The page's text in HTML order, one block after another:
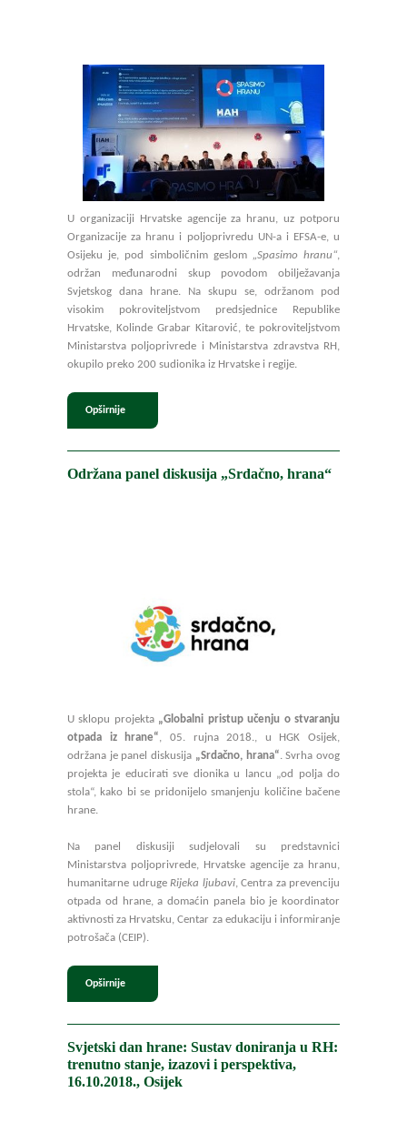
U organizaciji Hrvatske agencije za hranu, uz potporu
Organizacije za hranu i poljoprivredu UN-a i EFSA-e, u
Osijeku je, pod simboličnim geslom „Spasimo hranu“
održan međunarodni skup povodom obilježavanja
Svjetskog dana hrane. Na skupu se, održanom pod
visokim pokroviteljstvom predsjednice Republike
Hrvatske, Kolinde Grabar Kitarović, te pokroviteljstvom
Ministarstva poljoprivrede i Ministarstva zdravstva RH,
okupilo preko 200 sudionika iz Hrvatske i regije.
Opširnije
Održana panel diskusija „Srdačno, hrana“
U sklopu projekta „Globalni pristup učenju o stvaranju
otpada iz hrane“ , 05. rujna 2018., u HGK Osijek,
održana je panel diskusija „Srdačno, hrana“ . Svrha ovog
projekta je educirati sve dionika u lancu „od polja do
stola“, kako bi se pridonijelo smanjenju količine bačene
hrane.
Na panel diskusiji sudjelovali su predstavnici
Ministarstva poljoprivrede, Hrvatske agencije za hranu,
humanitarne udruge Rijeka ljubavi, Centra za prevenciju
otpada od hrane, a domaćin panela bio je koordinator
aktivnosti za Hrvatsku, Centar za edukaciju i informiranje
potrošača (CEIP).
Opširnije
Svjetski dan hrane: Sustav doniranja u RH:
trenutno stanje, izazovi i perspektiva,
16.10.2018., Osijek